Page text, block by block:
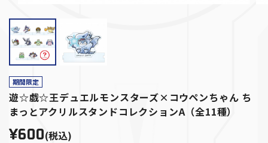
期間限定
遊☆戯☆王デュエルモンスターズ×コウペンちゃん ち
まっとアクリルスタンドコレクションA（全11種）
¥600(税込)